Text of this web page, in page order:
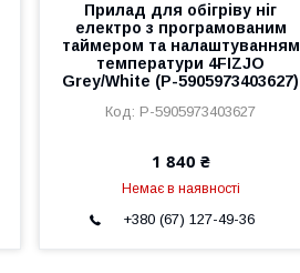
Прилад для обігріву ніг
електро з програмованим
таймером та налаштуванням
температури 4FIZJO
Grey/White (P-5905973403627)
P-5905973403627
1 840 ₴
Немає в наявності
+380 (67) 127-49-36